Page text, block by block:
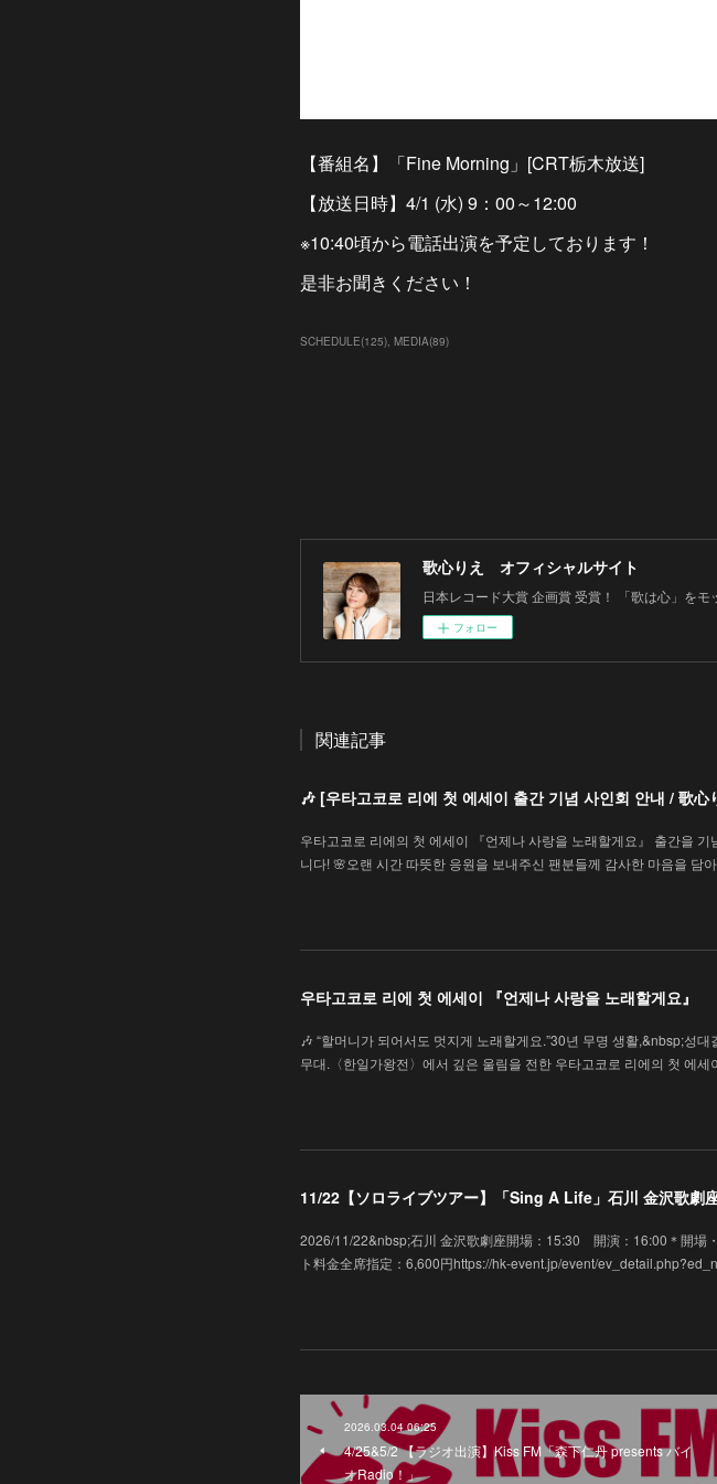
【番組名】「Fine Morning」[CRT栃木放送]
【放送日時】4/1 (水) 9：00～12:00
※10:40頃から電話出演を予定しております！
是非お聞きください！
SCHEDULE(125) MEDIA(89)
歌心りえ オフィシャルサイト
日本レコード大賞 企画賞 受賞！ 「歌は心」をモ
フォロー
関連記事
🎶 [우타고코로 리에 첫 에세이 출간 기념 사인회 안내 / 歌
우타고코로 리에의 첫 에세이 『언제나 사랑을 노래할게요』 출간을
니다! 🌸오랜 시간 따뜻한 응원을 보내주신 팬분들께 감사한 마음을 담
우타고코로 리에 첫 에세이 『언제나 사랑을 노래할게요』
🎶 “할머니가 되어서도 멋지게 노래할게요.”30년 무명 생활,&nbsp;성
무대.〈한일가왕전〉에서 깊은 울림을 전한 우타고코로 리에의 첫 에
11/22【ソロライブツアー】「Sing A Life」石川 金沢歌劇
2026/11/22&nbsp;石川 金沢歌劇座開場：15:30 開演：16:00＊開場
ト料金全席指定：6,600円https://hk-event.jp/event/
2026.03.04 06:25
4/25&5/2 【ラジオ出演】Kiss FM「森下仁丹 presents バイ
オRadio！」